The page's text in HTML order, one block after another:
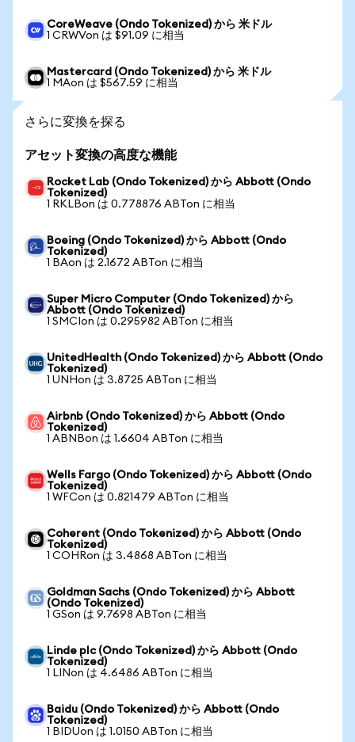
CoreWeave (Ondo Tokenized) から 米ドル
1 CRWVon は $91.09 に相当
Mastercard (Ondo Tokenized) から 米ドル
1 MAon は $567.59 に相当
さらに変換を探る
アセット変換の高度な機能
Rocket Lab (Ondo Tokenized) から Abbott (Ondo
Tokenized)
1 RKLBon は 0.778876 ABTon に相当
Boeing (Ondo Tokenized) から Abbott (Ondo
Tokenized)
1 BAon は 2.1672 ABTon に相当
Super Micro Computer (Ondo Tokenized) から
Abbott (Ondo Tokenized)
1 SMCIon は 0.295982 ABTon に相当
UnitedHealth (Ondo Tokenized) から Abbott (Ondo
Tokenized)
1 UNHon は 3.8725 ABTon に相当
Airbnb (Ondo Tokenized) から Abbott (Ondo
Tokenized)
1 ABNBon は 1.6604 ABTon に相当
Wells Fargo (Ondo Tokenized) から Abbott (Ondo
Tokenized)
1 WFCon は 0.821479 ABTon に相当
Coherent (Ondo Tokenized) から Abbott (Ondo
Tokenized)
1 COHRon は 3.4868 ABTon に相当
Goldman Sachs (Ondo Tokenized) から Abbott
(Ondo Tokenized)
1 GSon は 9.7698 ABTon に相当
Linde plc (Ondo Tokenized) から Abbott (Ondo
Tokenized)
1 LINon は 4.6486 ABTon に相当
Baidu (Ondo Tokenized) から Abbott (Ondo
Tokenized)
1 BIDUon は 1.0150 ABTon に相当